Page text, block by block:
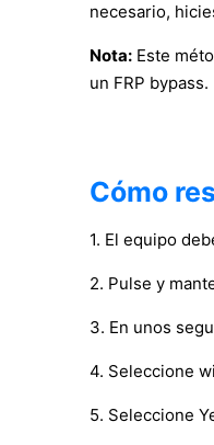
necesario,
Nota: Este
un FRP bypass.
Cómo
1. El equipo
2. Pulse y
3. En unos
4. Seleccione
5. Seleccione